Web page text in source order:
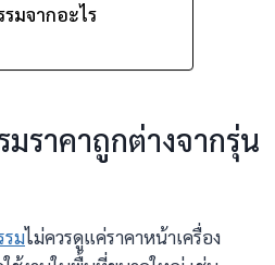
มจากอะไร
ราคาถูกต่างจากรุ่น
มไม่ควรดูแค่ราคาหน้าเครื่อง